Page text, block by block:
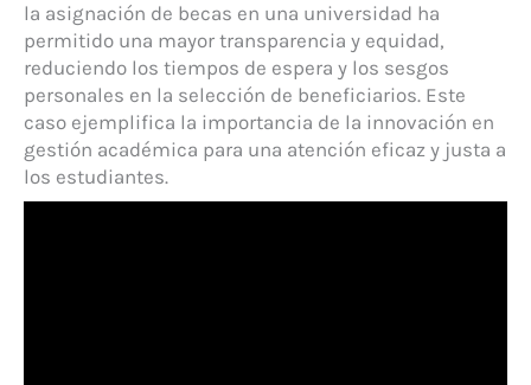
la asignación de becas en una universidad ha
permitido una mayor transparencia y equidad,
reduciendo los tiempos de espera y los sesgos
personales en la selección de beneficiarios. Este
caso ejemplifica la importancia de la innovación en
gestión académica para una atención eficaz y justa a
los estudiantes.